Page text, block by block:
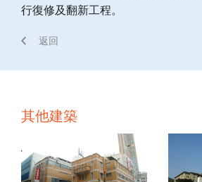
行復修及翻新工程。
返回
其他建築